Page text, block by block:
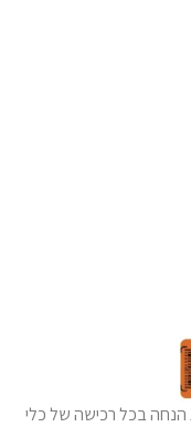
השתמשו בקוד קופון GETT100 וקבלו 100₪ הנחה בכל רכישה של כלי